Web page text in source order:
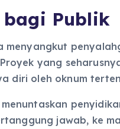
bagi Publik
menyangkut
yang
diri oleh oknum
jawab, ke